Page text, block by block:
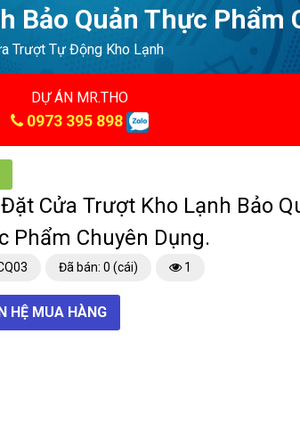
Bảo Quản Thực Phẩm
Trượt Tự Động Kho Lạnh
DỰ ÁN MR.THO
0973 395 898
Cửa Trượt Kho Lạnh Bảo
Phẩm Chuyên Dụng.
Đã bán: 0 (cái) 1
HỆ MUA HÀNG